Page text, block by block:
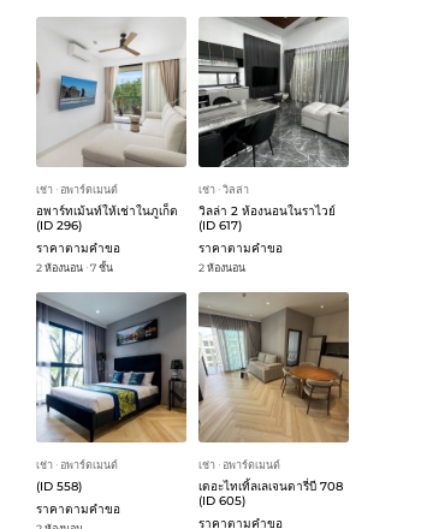
เช่า ᐧ อพาร์ตเมนต์
อพาร์ทเม้นท์ให้เช่าในภูเก็ต
(ID 296)
ราคาตามคำขอ
2 ห้องนอน ᐧ7 ชั้น
เช่า ᐧวิลล่า
วิลล่า 2 ห้องนอนในราไวย์
(ID 617)
ราคาตามคำขอ
2 ห้องนอน
เช่า ᐧ อพาร์ตเมนต์
(ID 558)
ราคาตามคำขอ
เช่า ᐧ อพาร์ตเมนต์
เดอะไทเทิ้ลเลเจนดารี่บี 708
(ID 605)
ราคาตามคำขอ